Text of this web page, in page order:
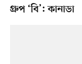
গ্রুপ ‘বি’: কানাডা